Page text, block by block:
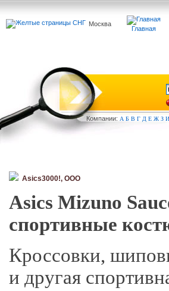
Москва
Главная
Компании: А Б В Г Д Е Ж З И
Asics3000!, ООО
Asics Mizuno
спортивные
Кроссовки,
и другая